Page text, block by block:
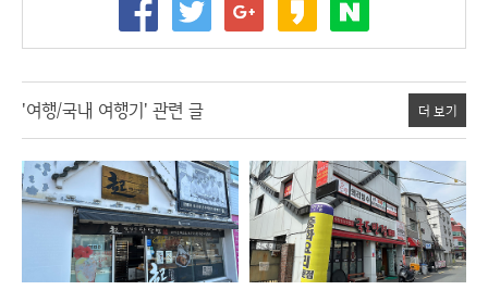
'여행/국내 여행기' 관련 글 더 보기